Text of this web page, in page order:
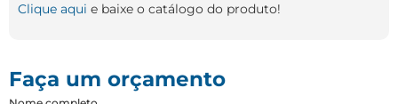
Clique aqui e baixe o catálogo do produto!
Faça um orçamento